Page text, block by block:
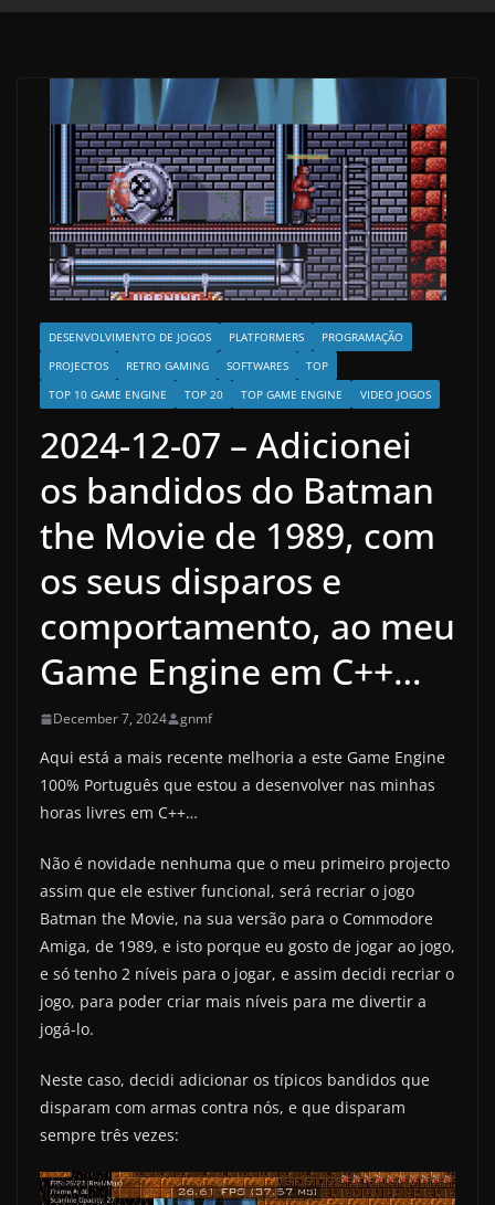
DESENVOLVIMENTO DE JOGOS PLATFORMERS
PROGRAMAÇÃO
PROJECTOS
RETRO GAMING SOFTWARES
TOP
TOP 10 GAME ENGINE
TOP 20 TOP GAME ENGINE VIDEO JOGOS
2024-12-07 – Adicionei
os bandidos do Batman
the Movie de 1989, com
os seus disparos e
comportamento, ao meu
Game Engine em C++…
December 7, 2024 gnmf
Aqui está a mais recente melhoria a este Game Engine
100% Português que estou a desenvolver nas minhas
horas livres em C++…
Não é novidade nenhuma que o meu primeiro projecto
assim que ele estiver funcional, será recriar o jogo
Batman the Movie, na sua versão para o Commodore
Amiga, de 1989, e isto porque eu gosto de jogar ao jogo,
e só tenho 2 níveis para o jogar, e assim decidi recriar o
jogo, para poder criar mais níveis para me divertir a
jogá-lo.
Neste caso, decidi adicionar os típicos bandidos que
disparam com armas contra nós, e que disparam
sempre três vezes: